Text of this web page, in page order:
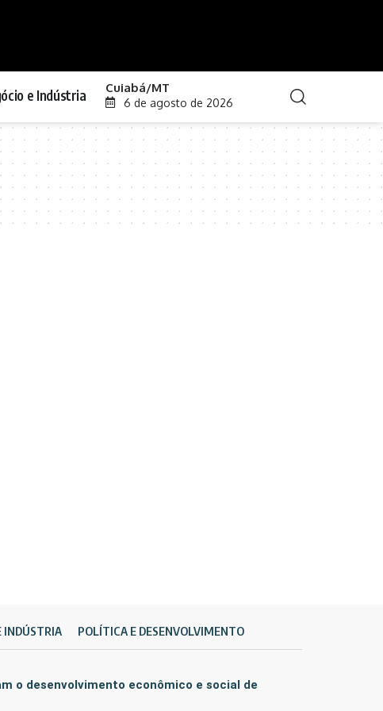
e Indústria Cuiabá/MT
6 de agosto de 2026
INDÚSTRIA POLÍTICA E DESENVOLVIMENTO
o desenvolvimento econômico e social de